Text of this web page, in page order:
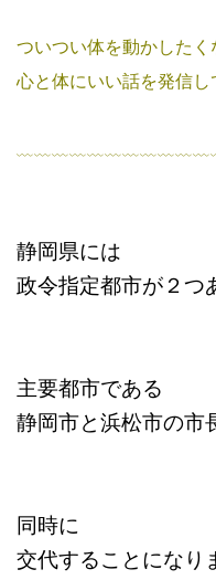
ついつい体を動かしたく
心と体にいい話を発信し
静岡県には
政令指定都市が２つ
主要都市である
静岡市と浜松市の市
同時に
交代することになり